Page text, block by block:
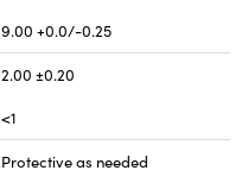
9.00 +0.0/-0.25
2.00 ±0.20
<1
Protective as needed